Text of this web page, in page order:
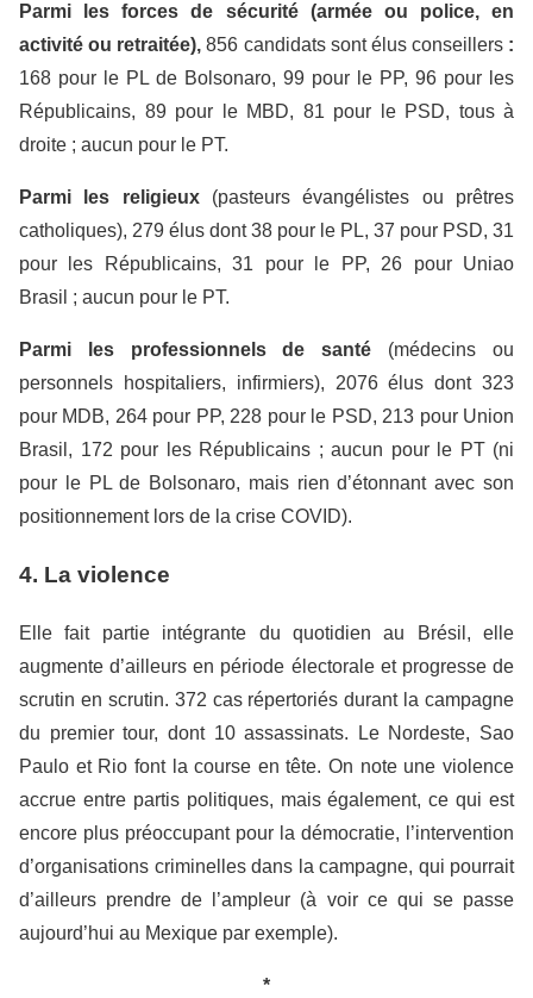
Parmi les forces de sécurité (armée ou police, en
activité ou retraitée),856 candidats sont élus conseillers :
168 pour le PL de Bolsonaro, 99 pour le PP, 96 pour les
Républicains, 89 pour le MBD, 81 pour le PSD, tous à
droite ; aucun pour le PT.
Parmi les religieux (pasteurs évangélistes ou prêtres
catholiques), 279 élus dont 38 pour le PL, 37 pour PSD, 31
pour les Républicains, 31 pour le PP, 26 pour Uniao
Brasil ; aucun pour le PT.
Parmi les professionnels de santé (médecins ou
personnels hospitaliers, infirmiers), 2076 élus dont 323
pour MDB, 264 pour PP, 228 pour le PSD, 213 pour Union
Brasil, 172 pour les Républicains ; aucun pour le PT (ni
pour le PL de Bolsonaro, mais rien d’étonnant avec son
positionnement lors de la crise COVID).
4. La violence
Elle fait partie intégrante du quotidien au Brésil, elle
augmente d’ailleurs en période électorale et progresse de
scrutin en scrutin. 372 cas répertoriés durant la campagne
du premier tour, dont 10 assassinats. Le Nordeste, Sao
Paulo et Rio font la course en tête. On note une violence
accrue entre partis politiques, mais également, ce qui est
encore plus préoccupant pour la démocratie, l’intervention
d’organisations criminelles dans la campagne, qui pourrait
d’ailleurs prendre de l’ampleur (à voir ce qui se passe
aujourd’hui au Mexique par exemple).
*